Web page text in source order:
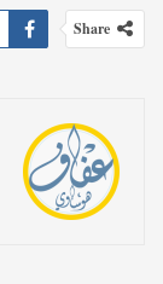
Share